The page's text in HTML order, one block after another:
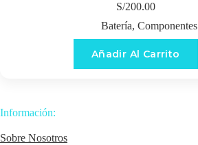
S/200.00
Batería,Componentes
Añadir Al Carrito
Información:
Sobre Nosotros